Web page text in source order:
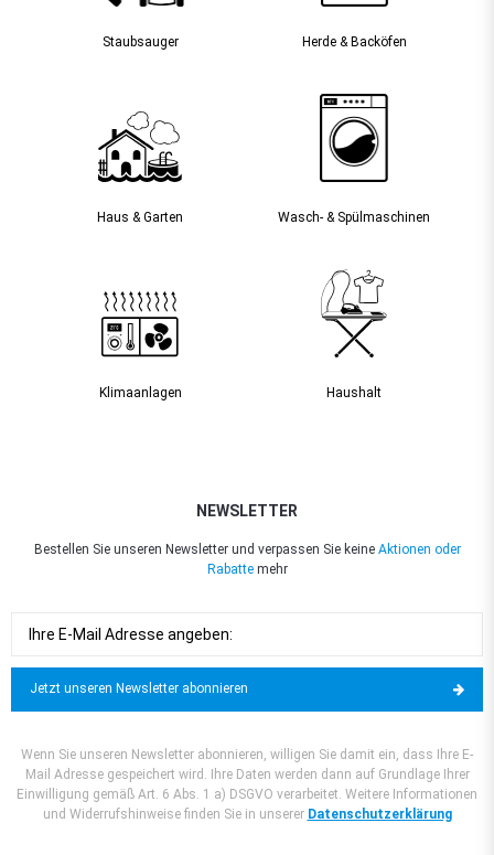
Staubsauger­ Herde & Backöfen
Haus & Garten Wasch- & Spülmaschinen
Klimaanlagen Haushalt
NEWSLETTER
Bestellen Sie unseren Newsletter und verpassen Sie keine Aktionen oder
Rabattemehr
Jetzt unseren Newsletter abonnieren
Wenn Sie unseren Newsletter abonnieren, willigen Sie damit ein, dass Ihre E-
Mail Adresse gespeichert wird. Ihre Daten werden dann auf Grundlage Ihrer
Einwilligung gemäß Art. 6 Abs. 1 a) DSGVO verarbeitet. Weitere Informationen
und Widerrufshinweise finden Sie in unserer Datenschutzerklärung